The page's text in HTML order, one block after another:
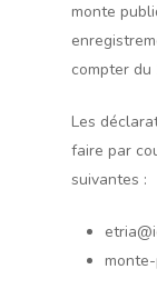
monte
compter du
Les
faire par
suivantes :